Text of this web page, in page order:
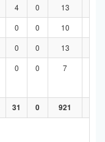
4 0 13
0 0 10
0 0 13
0 0 7
31 0 921